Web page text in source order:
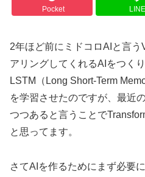
Pocket LINE
2年ほど前にミドコロAIと言う
アリングしてくれるAIをつく
LSTM（Long Short-Term
を学習させたのですが、最近
つつあると言うことで
と思ってます。
さてAIを作るためにまず必要